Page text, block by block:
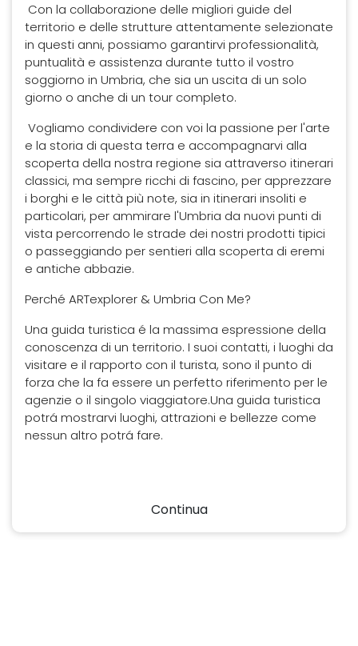
Con la collaborazione delle migliori guide del
territorio e delle strutture attentamente selezionate
in questi anni, possiamo garantirvi professionalità,
puntualità e assistenza durante tutto il vostro
soggiorno in Umbria, che sia un uscita di un solo
giorno o anche di un tour completo.
Vogliamo condividere con voi la passione per l'arte
e la storia di questa terra e accompagnarvi alla
scoperta della nostra regione sia attraverso itinerari
classici, ma sempre ricchi di fascino, per apprezzare
i borghi e le città più note, sia in itinerari insoliti e
particolari, per ammirare l'Umbria da nuovi punti di
vista percorrendo le strade dei nostri prodotti tipici
o passeggiando per sentieri alla scoperta di eremi
e antiche abbazie.
Perché ARTexplorer & Umbria Con Me?
Una guida turistica é la massima espressione della
conoscenza di un territorio. I suoi contatti, i luoghi da
visitare e il rapporto con il turista, sono il punto di
forza che la fa essere un perfetto riferimento per le
agenzie o il singolo viaggiatore.Una guida turistica
potrá mostrarvi luoghi, attrazioni e bellezze come
nessun altro potrá fare.
Continua